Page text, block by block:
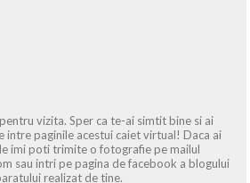
vizita. Sper ca te-ai simtit bine si ai
intre paginile acestui caiet virtual! Daca ai
imi poti trimite o fotografie pe mailul
sau intri pe pagina de facebook a blogului
realizat de tine.